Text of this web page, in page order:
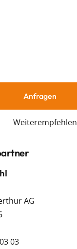
Anfragen
Weiterempfehlen
AG
03